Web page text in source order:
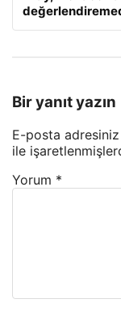
Bir yanıt yazın
E-posta
ile
Yorum *